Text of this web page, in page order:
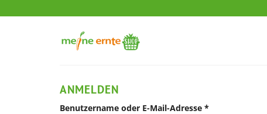
ANMELDEN
Benutzername oder E-Mail-Adresse *Erforderlich